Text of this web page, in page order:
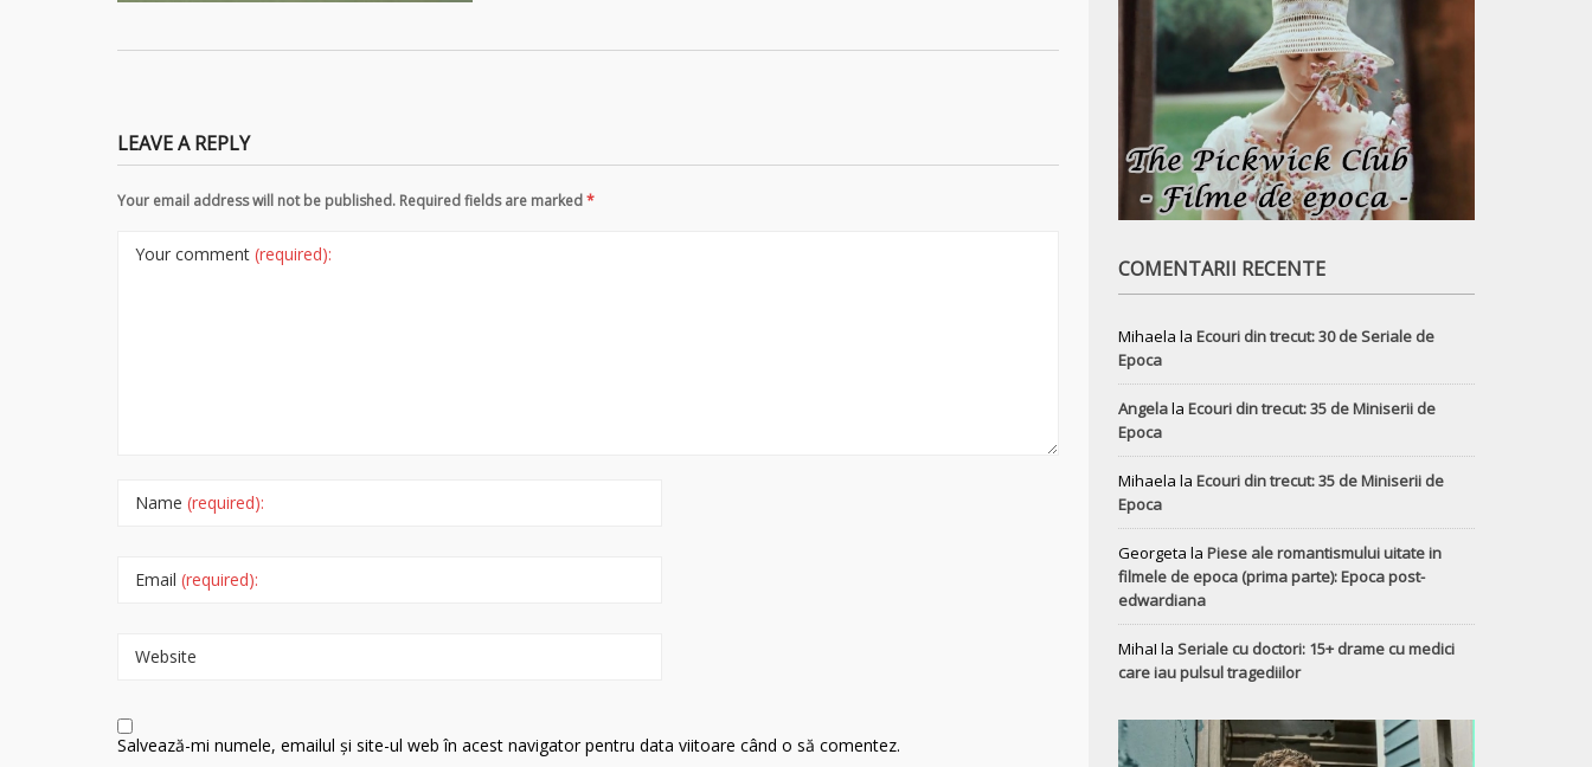
LEAVE A REPLY
Your email address will not be published. Required fields are marked*
Your comment (required):
Name (required):
Email (required):
Website
Salvează-mi numele, emailul și site-ul web în acest navigator pentru data viitoare când o să comentez.
COMENTARII RECENTE
Mihaela la Ecouri din trecut: 30 de Seriale de
Epoca
Angelala Ecouri din trecut: 35 de Miniserii de
Epoca
Mihaela la Ecouri din trecut: 35 de Miniserii de
Epoca
Georgeta la Piese ale romantismului uitate in
filmele de epoca (prima parte): Epoca post-
edwardiana
MihaI la Seriale cu doctori: 15+ drame cu medici
care iau pulsul tragediilor